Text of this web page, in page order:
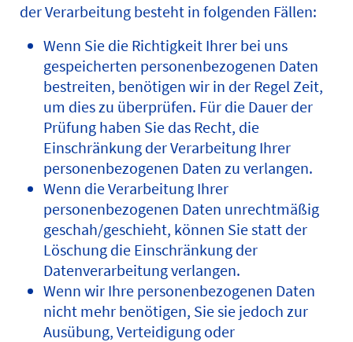
der Verarbeitung besteht in folgenden Fällen:
Wenn Sie die Richtigkeit Ihrer bei uns
gespeicherten personenbezogenen Daten
bestreiten, benötigen wir in der Regel Zeit,
um dies zu überprüfen. Für die Dauer der
Prüfung haben Sie das Recht, die
Einschränkung der Verarbeitung Ihrer
personenbezogenen Daten zu verlangen.
Wenn die Verarbeitung Ihrer
personenbezogenen Daten unrechtmäßig
geschah/geschieht, können Sie statt der
Löschung die Einschränkung der
Datenverarbeitung verlangen.
Wenn wir Ihre personenbezogenen Daten
nicht mehr benötigen, Sie sie jedoch zur
Ausübung, Verteidigung oder